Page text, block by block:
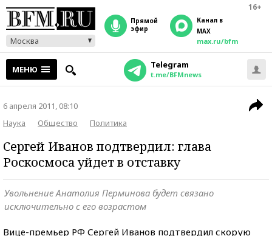
16+
Москва
прямой
эфир
Канал в
MAX
max.ru/bfm
МЕНЮ Telegram
t.me/BFMnews
6 апреля 2011, 08:10
Наука
Общество Политика
Сергей Иванов подтвердил: глава
Роскосмоса уйдет в отставку
Увольнение Анатолия Перминова будет связано
исключительно с его возрастом
Вице-премьер РФ Сергей Иванов подтвердил скорую